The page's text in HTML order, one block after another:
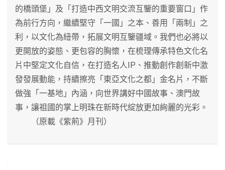
的橋頭堡」及「打造中西文明交流互鑒的重要窗口」作
為前行方向，繼續堅守「一國」之本、善用「兩制」之
利，以文化為紐帶，拓展文明互鑒疆域。我們也必將以
更開放的姿態、更包容的胸懷，在梳理傳承特色文化名
片中堅定文化自信，在打造名人IP、推動創作創新中激
發發展動能，持續擦亮「東亞文化之都」金名片，不斷
做強「一基地」內涵，向世界講好中國故事、澳門故
事，讓祖國的掌上明珠在新時代綻放更加絢麗的光彩。
（原載《紫荊》月刊）